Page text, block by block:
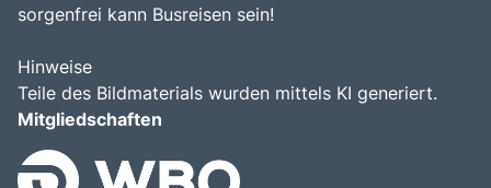
sorgenfrei kann Busreisen sein!
Hinweise
Teile des Bildmaterials wurden mittels KI generiert.
Mitgliedschaften